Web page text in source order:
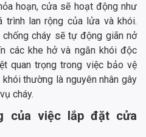
hoạn, cửa sẽ hoạt động như
trình lan rộng của lửa và khói.
cháy sẽ tự động giãn nở
các khe hở và ngăn khói độc
quan trọng trong việc bảo vệ
thường là nguyên nhân gây
cháy.
của việc lắp đặt cửa